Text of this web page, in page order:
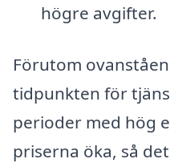
högre avgifter.
Förutom
tidpunkten för
perioder med hög
priserna öka, så